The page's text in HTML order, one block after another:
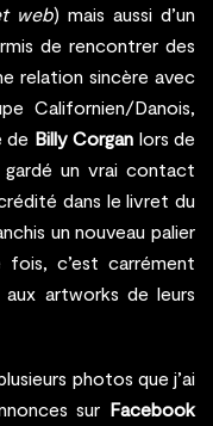
web) mais aussi d’un
de rencontrer des
relation sincère avec
Californien/Danois,
de Billy Corgan lors de
gardé un vrai contact
dans le livret du
un nouveau palier
c’est carrément
artworks de leurs
photos que j’ai
sur Facebook